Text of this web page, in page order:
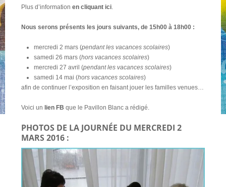
Plus d’information en cliquant ici
Nous serons présents les jours suivants, de 15h00 à 18h00 :
mercredi 2 mars (pendant les vacances scolaires)
samedi 26 mars (hors vacances scolaires)
mercredi 27 avril (pendant les vacances scolaires)
samedi 14 mai (hors vacances scolaires)
afin de continuer l’exposition en faisant jouer les familles venues…
Voici un lien FB que le Pavillon Blanc a rédigé.
PHOTOS DE LA JOURNÉE DU MERCREDI 2
MARS 2016 :